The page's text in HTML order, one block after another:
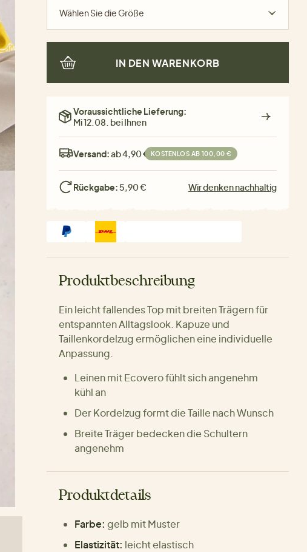
Wählen Sie die Größe
IN DEN WARENKORB
Voraussichtliche Lieferung:
Mi 12.08. bei Ihnen
Versand:ab 4,90 € KOSTENLOS AB 100,00 €
Rückgabe: 5,90 € Wir denken nachhaltig
Produktbeschreibung
Ein leicht fallendes Top mit breiten Trägern für
entspannten Alltagslook. Kapuze und
Taillenkordelzug ermöglichen eine individuelle
Anpassung.
Leinen mit Ecovero fühlt sich angenehm
kühl an
Der Kordelzug formt die Taille nach Wunsch
Breite Träger bedecken die Schultern
angenehm
Produktdetails
Farbe: gelb mit Muster
Elastizität: leicht elastisch